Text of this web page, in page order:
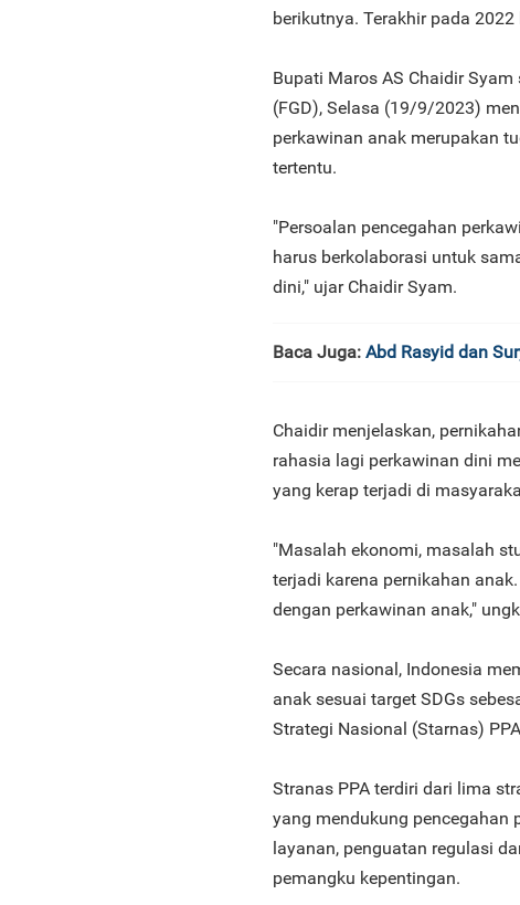
berikutnya. Terakhir pada
Bupati Maros AS Chaidir
(FGD), Selasa (19/9/2023)
perkawinan anak merupakan
tertentu.
"Persoalan pencegahan
harus berkolaborasi untuk
dini," ujar Chaidir Syam.
Baca Juga: Abd Rasyid dan
Chaidir menjelaskan,
rahasia lagi perkawinan dini
yang kerap terjadi di
"Masalah ekonomi, masalah
terjadi karena pernikahan
dengan perkawinan anak,"
Secara nasional, Indonesia
anak sesuai target SDGs
Strategi Nasional (Starnas)
Stranas PPA terdiri dari lima
yang mendukung pencegahan
layanan, penguatan regulasi
pemangku kepentingan.